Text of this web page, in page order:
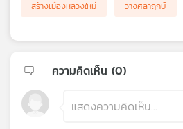
สร้างเมืองหลวงใหม่
วางศิลาฤกษ์
ความคิดเห็น (0)